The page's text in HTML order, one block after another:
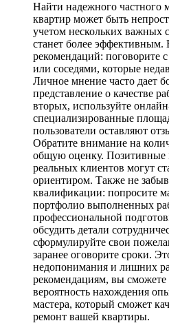
Найти надежного частного
квартир может быть
учетом нескольких важных
станет более эффективным.
рекомендаций: поговорите
или соседями, которые
Личное мнение часто дает
представление о качестве
вторых, используйте
специализированные
пользователи оставляют
Обратите внимание на
общую оценку. Позитивные
реальных клиентов могут
ориентиром. Также не
квалификации: попросите
портфолио выполненных
профессиональной
обсудить детали
сформулируйте свои
заранее оговорите сроки.
недопонимания и лишних
рекомендациям, вы сможете
вероятность нахождения
мастера, который сможет
ремонт вашей квартиры.